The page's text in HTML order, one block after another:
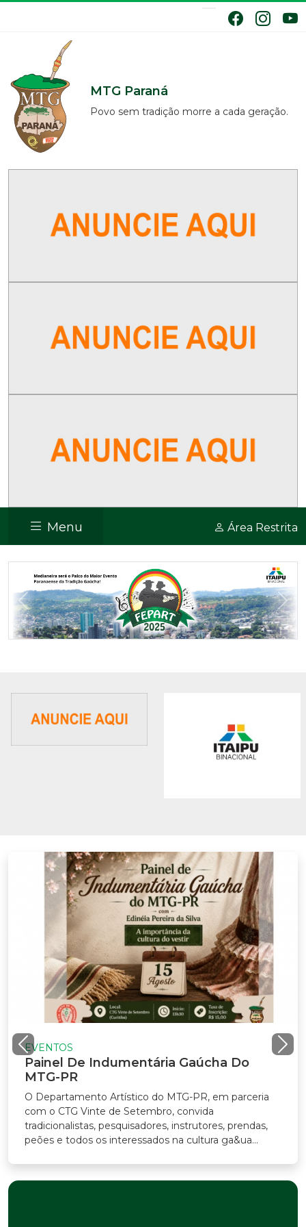
MTG Paraná
Povo sem tradição morre a cada geração.
Menu Área Restrita
Previous
EVENTOS
Painel De Indumentária Gaúcha Do
MTG-PR
O Departamento Artístico do MTG-PR, em parceria
com o CTG Vinte de Setembro, convida
tradicionalistas, pesquisadores, instrutores, prendas,
peões e todos os interessados na cultura ga&ua...